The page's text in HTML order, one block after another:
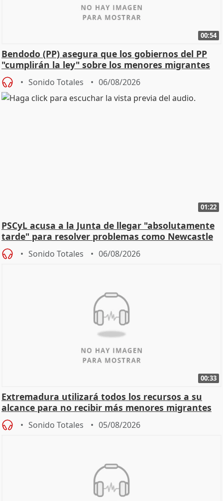
00:54
Bendodo (PP) asegura que los gobiernos del PP
"cumplirán la ley" sobre los menores migrantes
Sonido Totales 06/08/2026
01:22
PSCyL acusa a la Junta de llegar "absolutamente
tarde" para resolver problemas como Newcastle
Sonido Totales 06/08/2026
00:33
Extremadura utilizará todos los recursos a su
alcance para no recibir más menores migrantes
Sonido Totales 05/08/2026